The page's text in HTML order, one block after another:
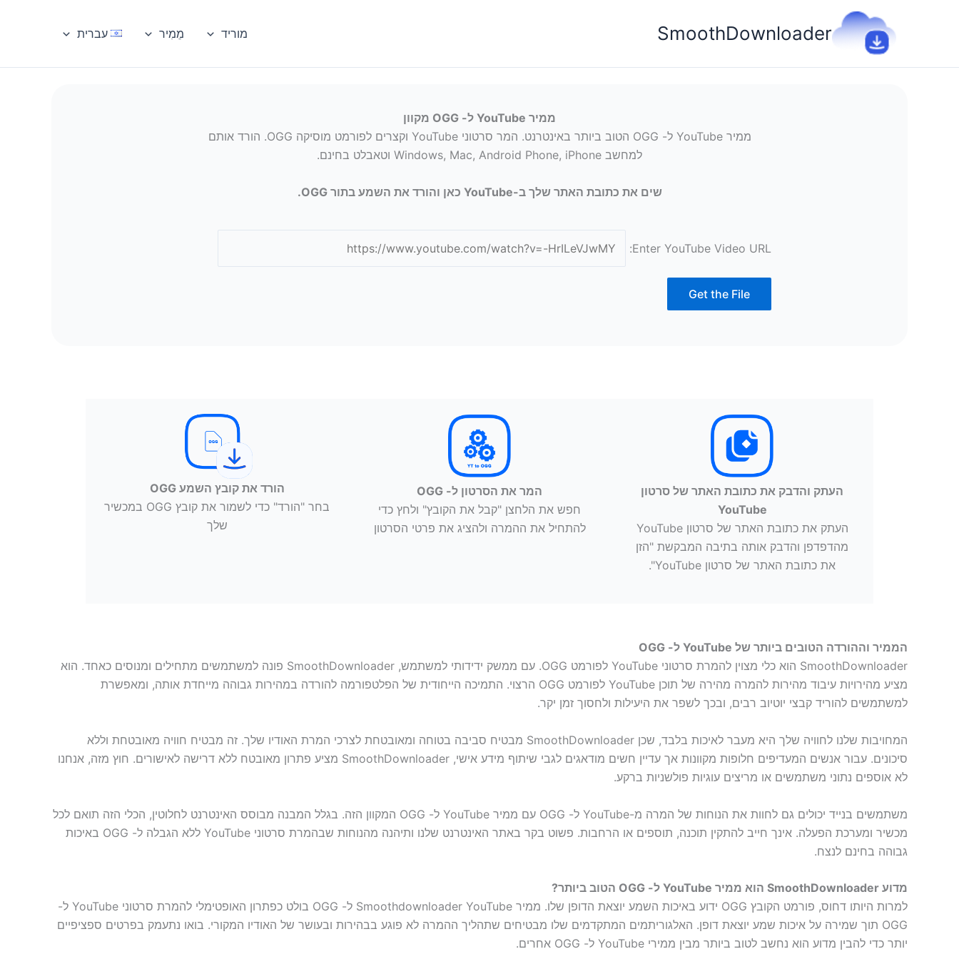
SmoothDownloader מוריד מֵמִיר עברית
ממיר YouTube ל- OGG מקוון
ממיר YouTube ל- OGG הטוב ביותר באינטרנט. המר סרטוני YouTube וקצרים לפורמט מוסיקה OGG. הורד אותם
למחשב Windows, Mac, Android Phone, iPhone וטאבלט בחינם.
שים את כתובת האתר שלך ב-YouTube כאן והורד את השמע בתור OGG.
Enter YouTube Video URL:
Get the File
העתק והדבק את כתובת האתר של סרטון
YouTube
העתק את כתובת האתר של סרטון YouTube
מהדפדפן והדבק אותה בתיבה המבקשת "הזן
את כתובת האתר של סרטון YouTube".
המר את הסרטון ל- OGG
חפש את הלחצן "קבל את הקובץ" ולחץ כדי
להתחיל את ההמרה ולהציג את פרטי הסרטון
הורד את קובץ השמע OGG
בחר "הורד" כדי לשמור את קובץ OGG במכשיר
שלך
הממיר וההורדה הטובים ביותר של YouTube ל- OGG
SmoothDownloader הוא כלי מצוין להמרת סרטוני YouTube לפורמט OGG. עם ממשק ידידותי למשתמש, SmoothDownloader פונה למשתמשים מתחילים ומנוסים כאחד. הוא
מציע מהירויות עיבוד מהירות להמרה מהירה של תוכן YouTube לפורמט OGG הרצוי. התמיכה הייחודית של הפלטפורמה להורדה במהירות גבוהה מייחדת אותה, ומאפשרת
למשתמשים להוריד קבצי יוטיוב רבים, ובכך לשפר את היעילות ולחסוך זמן יקר.
המחויבות שלנו לחוויה שלך היא מעבר לאיכות בלבד, שכן SmoothDownloader מבטיח סביבה בטוחה ומאובטחת לצרכי המרת האודיו שלך. זה מבטיח חוויה מאובטחת וללא
סיכונים. עבור אנשים המעדיפים חלופות מקוונות אך עדיין חשים מודאגים לגבי שיתוף מידע אישי, SmoothDownloader מציע פתרון מאובטח ללא דרישה לאישורים. חוץ מזה, אנחנו
לא אוספים נתוני משתמשים או מריצים עוגיות פולשניות ברקע.
משתמשים בנייד יכולים גם לחוות את הנוחות של המרה מ-YouTube ל- OGG עם ממיר YouTube ל- OGG המקוון הזה. בגלל המבנה מבוסס האינטרנט לחלוטין, הכלי הזה תואם לכל
מכשיר ומערכת הפעלה. אינך חייב להתקין תוכנה, תוספים או הרחבות. פשוט בקר באתר האינטרנט שלנו ותיהנה מהנוחות שבהמרת סרטוני YouTube ללא הגבלה ל- OGG באיכות
גבוהה בחינם לנצח.
מדוע SmoothDownloader הוא ממיר YouTube ל- OGG הטוב ביותר?
למרות היותו דחוס, פורמט הקובץ OGG ידוע באיכות השמע יוצאת הדופן שלו. ממיר Smoothdownloader YouTube ל- OGG בולט כפתרון האופטימלי להמרת סרטוני YouTube ל-
OGG תוך שמירה על איכות שמע יוצאת דופן. האלגוריתמים המתקדמים שלו מבטיחים שתהליך ההמרה לא פוגע בבהירות ובעושר של האודיו המקורי. בואו נתעמק בפרטים ספציפיים
יותר כדי להבין מדוע הוא נחשב לטוב ביותר מבין ממירי YouTube ל- OGG אחרים.